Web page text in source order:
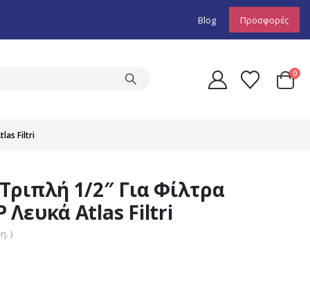
Blog Προσφορές
0
Filtri
1/2″ Για Φίλτρα
Λευκά Atlas Filtri
)